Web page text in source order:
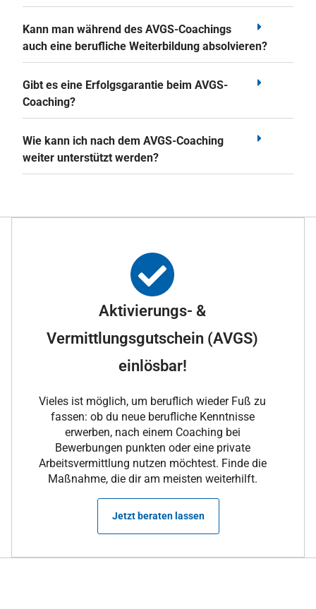
Kann man während des AVGS-Coachings
auch eine berufliche Weiterbildung absolvieren?
Gibt es eine Erfolgsgarantie beim AVGS-
Coaching?
Wie kann ich nach dem AVGS-Coaching
weiter unterstützt werden?
Aktivierungs- &
Vermittlungsgutschein (AVGS)
einlösbar!
Vieles ist möglich, um beruflich wieder Fuß zu
fassen: ob du neue berufliche Kenntnisse
erwerben, nach einem Coaching bei
Bewerbungen punkten oder eine private
Arbeitsvermittlung nutzen möchtest. Finde die
Maßnahme, die dir am meisten weiterhilft.
Jetzt beraten lassen